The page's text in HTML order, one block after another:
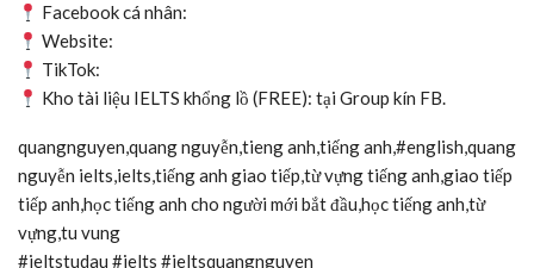
Facebook cá nhân:
Website:
TikTok:
Kho tài liệu IELTS khổng lồ (FREE): tại Group kín FB.
quangnguyen,quang nguyễn,tieng anh,tiếng anh,#english,quang
nguyễn ielts,ielts,tiếng anh giao tiếp,từ vựng tiếng anh,giao tiếp
tiếp anh,học tiếng anh cho người mới bắt đầu,học tiếng anh,từ
vựng,tu vung
#ieltstudau #ielts #ieltsquangnguyen